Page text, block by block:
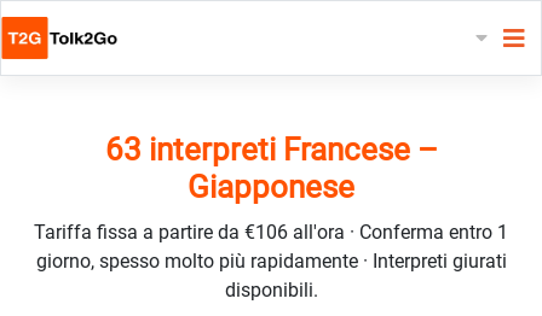
63 interpreti Francese –
Giapponese
Tariffa fissa a partire da €106 all'ora · Conferma entro 1
giorno, spesso molto più rapidamente · Interpreti giurati
disponibili.